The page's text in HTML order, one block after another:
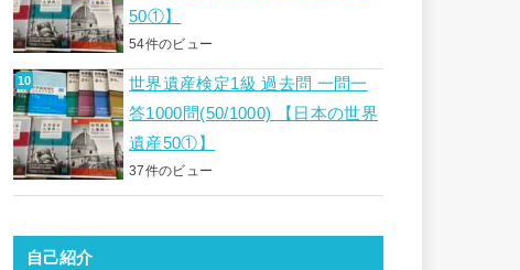
50①】
54件のビュー
世界遺産検定1級 過去問 一問一
答1000問(50/1000) 【日本の世界
遺産50①】
37件のビュー
自己紹介